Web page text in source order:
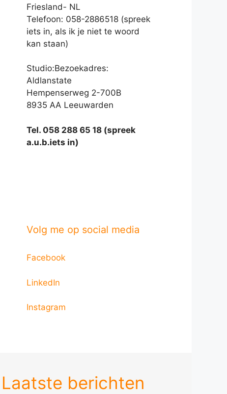
Friesland- NL
Telefoon: 058-2886518 (spreek
iets in, als ik je niet te woord
kan staan)
Studio:Bezoekadres:
Aldlanstate
Hempenserweg 2-700B
8935 AA Leeuwarden
Tel. 058 288 65 18 (spreek
a.u.b.iets in)
Volg me op social media
Facebook
LinkedIn
Instagram
Laatste berichten